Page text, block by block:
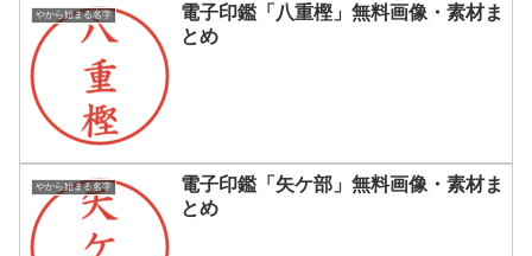
やから始まる名字
電子印鑑「八重樫」無料画像・素材ま
とめ
やから始まる名字
電子印鑑「矢ケ部」無料画像・素材ま
とめ